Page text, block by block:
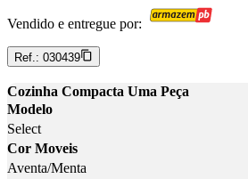
Vendido e entregue por:
Ref.: 030439
Cozinha Compacta Uma Peça
Modelo
Select
Cor Moveis
Aventa/Menta